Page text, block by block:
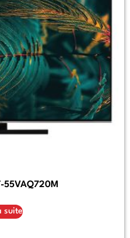
55VAQ720M
suite